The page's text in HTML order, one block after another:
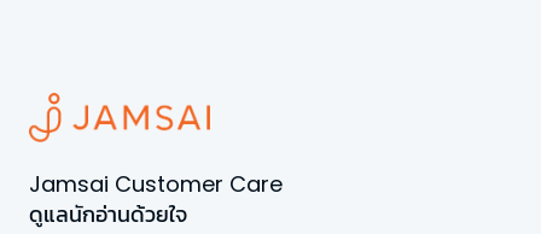
Jamsai Customer Care
ดูแลนักอ่านด้วยใจ